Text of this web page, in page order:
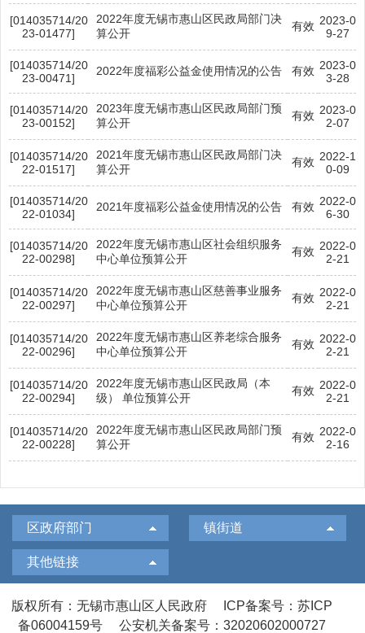
[014035714/20
23-01477]
2022年度无锡市惠山区民政局部门决
算公开
有效 2023-0
9-27
[014035714/20
23-00471]
2022年度福彩公益金使用情况的公告 有效 2023-0
3-28
[014035714/20
23-00152]
2023年度无锡市惠山区民政局部门预
算公开
有效 2023-0
2-07
[014035714/20
22-01517]
2021年度无锡市惠山区民政局部门决
算公开
有效 2022-1
0-09
[014035714/20
22-01034]
2021年度福彩公益金使用情况的公告 有效 2022-0
6-30
[014035714/20
22-00298]
2022年度无锡市惠山区社会组织服务
中心单位预算公开
有效 2022-0
2-21
[014035714/20
22-00297]
2022年度无锡市惠山区慈善事业服务
中心单位预算公开
有效 2022-0
2-21
[014035714/20
22-00296]
2022年度无锡市惠山区养老综合服务
中心单位预算公开
有效 2022-0
2-21
[014035714/20
22-00294]
2022年度无锡市惠山区民政局（本
级） 单位预算公开
有效 2022-0
2-21
[014035714/20
22-00228]
2022年度无锡市惠山区民政局部门预
算公开
有效 2022-0
2-16
区政府部门 镇街道
其他链接
版权所有：无锡市惠山区人民政府
ICP备案号：苏ICP
备06004159号
公安机关备案号：32020602000727